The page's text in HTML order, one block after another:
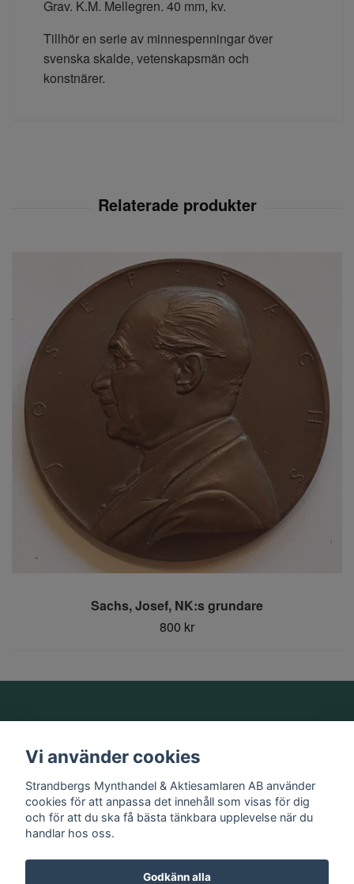
Grav. K.M. Mellegren. 40 mm, kv.
Tillhör en serie av minnespenningar över
svenska skalde, vetenskapsmän och
konstnärer.
Sachs, Josef, NK:s grundare
800 kr
Information
Sociala medier
Vi använder cookies
Strandbergs Mynthandel & Aktiesamlaren AB använder
cookies för att anpassa det innehåll som visas för dig
och för att du ska få bästa tänkbara upplevelse när du
handlar hos oss.
Godkänn alla